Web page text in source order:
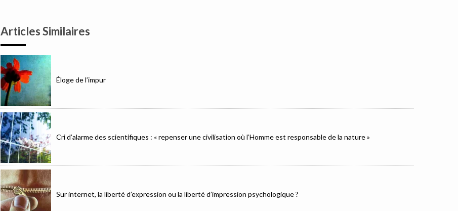
Articles Similaires
Éloge de l’impur
Cri d’alarme des scientifiques : « repenser une civilisation où l’Homme est responsable de la nature »
Sur internet, la liberté d’expression ou la liberté d’impression psychologique ?